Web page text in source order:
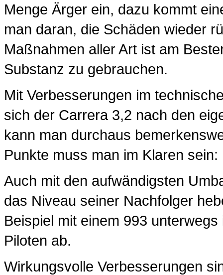
Menge Ärger ein, dazu kommt
man daran, die Schäden wieder
Maßnahmen aller Art ist am
Substanz zu gebrauchen.
Mit Verbesserungen im
sich der Carrera 3,2 nach den
kann man durchaus
Punkte muss man im Klaren sein:
Auch mit den aufwändigsten
das Niveau seiner Nachfolger
Beispiel mit einem 993
Piloten ab.
Wirkungsvolle Verbesserungen